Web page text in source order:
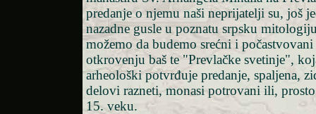
predanje o njemu naši neprijatelji su, još
nazadne gusle u poznatu srpsku
možemo da budemo srećni i
otkrovenju baš te "Prevlačke svetinje",
arheološki potvrđuje predanje, spaljena,
delovi razneti, monasi potrovani ili, prosto
15. veku.